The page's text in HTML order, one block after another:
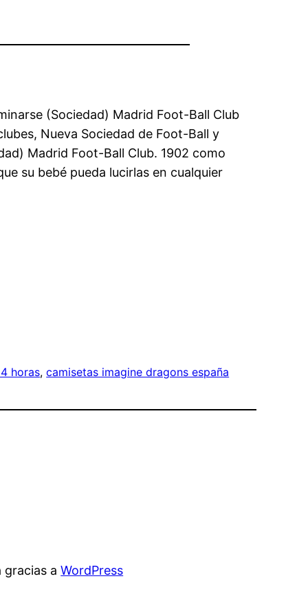
(Sociedad) Madrid Foot-Ball Club
Nueva Sociedad de Foot-Ball y
Madrid Foot-Ball Club. 1902 como
su bebé pueda lucirlas en cualquier
horas, camisetas imagine dragons españa
gracias aWordPress